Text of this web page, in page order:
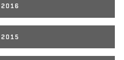
2016
2015